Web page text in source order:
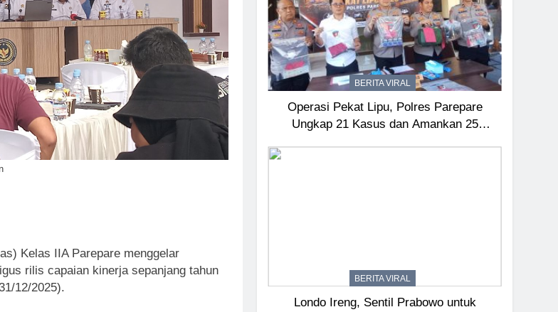
Kelas IIA Parepare menggelar
rilis capaian kinerja sepanjang tahun
12/2025).
BERITA VIRAL
Operasi Pekat Lipu, Polres Parepare
Ungkap 21 Kasus dan Amankan 25
BERITA VIRAL
Londo Ireng, Sentil Prabowo untuk